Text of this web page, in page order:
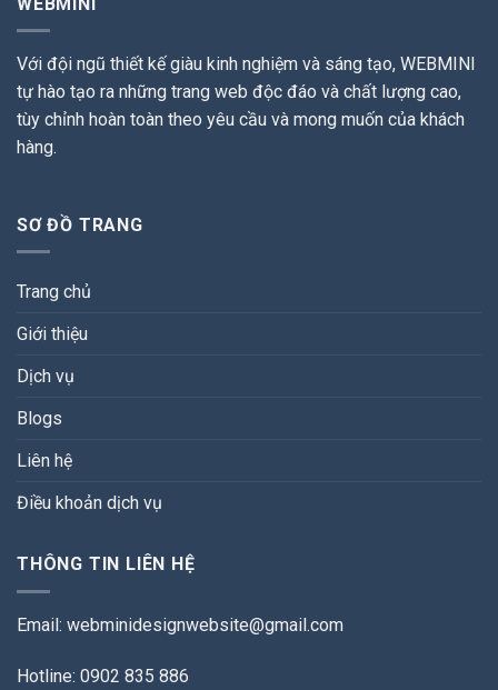
Với đội ngũ thiết kế giàu kinh nghiệm và sáng tạo, WEBMINI
tự hào tạo ra những trang web độc đáo và chất lượng cao,
tùy chỉnh hoàn toàn theo yêu cầu và mong muốn của khách
hàng.
SƠ ĐỒ TRANG
Trang chủ
Giới thiệu
Dịch vụ
Blogs
Liên hệ
Điều khoản dịch vụ
THÔNG TIN LIÊN HỆ
Email: webminidesignwebsite@gmail.com
Hotline: 0902 835 886